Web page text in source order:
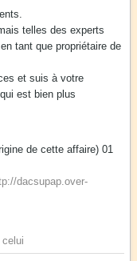
telles des experts
tant que propriétaire de
et suis à votre
est bien plus
de cette affaire) 01
dacsupap.over-
celui